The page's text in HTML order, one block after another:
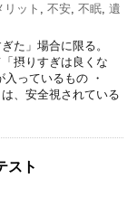
リット 不安 不眠 遺
た」場合に限る。
摂りすぎは良くな
っているもの ・
、安全視されている
スト